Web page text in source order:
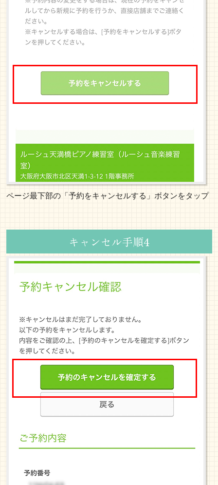
ページ最下部の「予約をキャンセルする」ボタンをタップ
キャンセル手順4